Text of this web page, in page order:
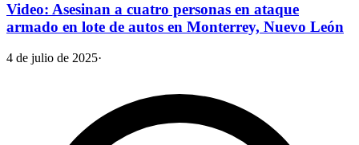
Video: Asesinan a cuatro personas en ataque
armado en lote de autos en Monterrey, Nuevo León
4 de julio de 2025·